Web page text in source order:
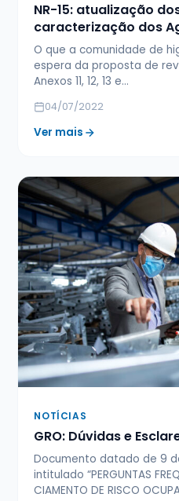
NR-15: atualização
caracterização dos
O que a comunidade de
espera da proposta de
Anexos 11, 12, 13 e…
04/07/2022
Ver mais
NOTÍCIAS
GRO: Dúvidas e
Documento datado de 9
intitulado “PERGUNTAS
CIAMENTO DE RISCO